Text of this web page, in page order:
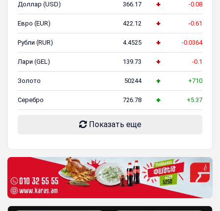
Доллар (USD) 366.17 -0.08
Евро (EUR) 422.12 -0.61
Рубли (RUR) 4.4525 -0.0364
Лари (GEL) 139.73 -0.1
Золото 50244 +710
Серебро 726.78 +5.37
Показать еще